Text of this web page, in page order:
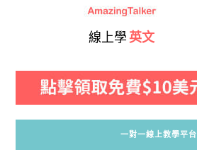
線上學 英文
一對一線上教學平台